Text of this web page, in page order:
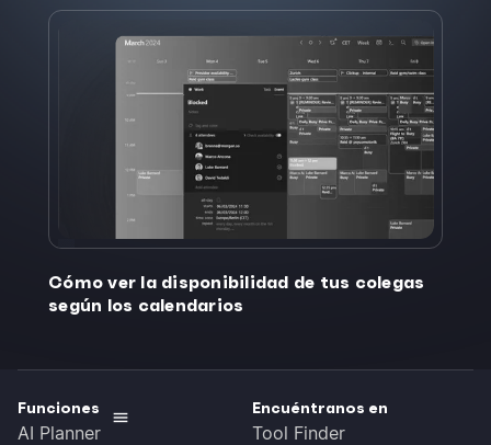
Cómo ver la disponibilidad de tus colegas
según los calendarios
Funciones
AI Planner
Encuéntranos en
Tool Finder